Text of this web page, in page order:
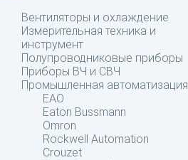
Вентиляторы и охлаждение
Измерительная техника и
инструмент
Полупроводниковые приборы
Приборы ВЧ и СВЧ
Промышленная автоматизация
EAO
Eaton Bussmann
Omron
Rockwell Automation
Crouzet